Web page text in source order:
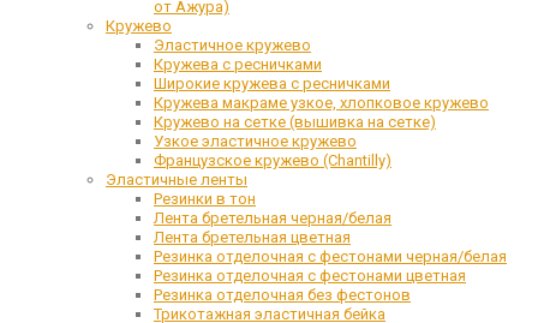
от Ажура)
Кружево
Эластичное кружево
Кружева с ресничками
Широкие кружева с ресничками
Кружева макраме узкое, хлопковое кружево
Кружево на сетке (вышивка на сетке)
Узкое эластичное кружево
Французское кружево (Chantilly)
Эластичные ленты
Резинки в тон
Лента бретельная черная/белая
Лента бретельная цветная
Резинка отделочная с фестонами черная/белая
Резинка отделочная с фестонами цветная
Резинка отделочная без фестонов
Трикотажная эластичная бейка